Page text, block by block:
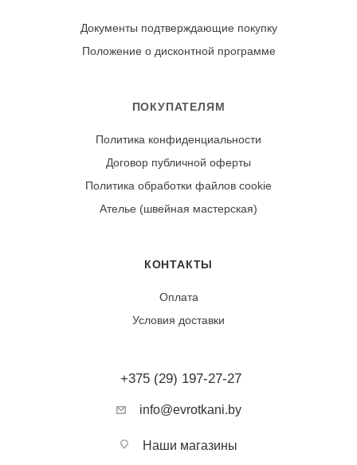
отбеливателей. Рекомендуется выворачивать изделие
наизнанку для сохранения контрастности принта.
температуру для хлопка.
Износостойкость:
Ткань может дать усадку 3-5% после первой стирки.
При правильном уходе демонстрирует отличную
стойкость цвета и четкость геометрического узора.
Документы подтверждающие покупку
Положение о дисконтной программе
ПОКУПАТЕЛЯМ
Политика конфиденциальности
Договор публичной оферты
Политика обработки файлов cookie
Ателье (швейная мастерская)
КОНТАКТЫ
Оплата
Условия доставки
+375 (29) 197-27-27
info@evrotkani.by
Наши магазины